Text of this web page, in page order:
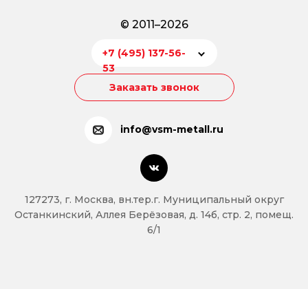
© 2011–2026
+7 (495) 137-56-
53
Заказать звонок
info@vsm-metall.ru
127273, г. Москва, вн.тер.г. Муниципальный округ
Останкинский, Аллея Берёзовая, д. 14б, стр. 2, помещ.
6/1